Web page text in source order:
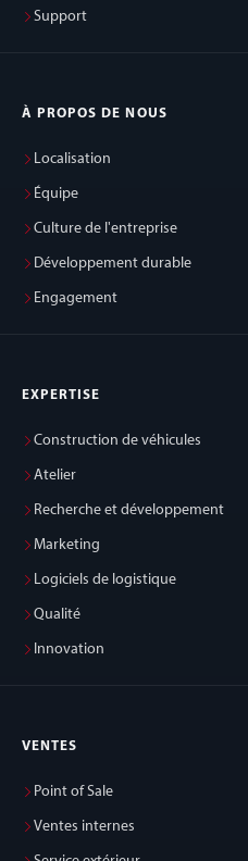
Support
À PROPOS DE NOUS
Localisation
Équipe
Culture de l'entreprise
Développement durable
Engagement
EXPERTISE
Construction de véhicules
Atelier
Recherche et développement
Marketing
Logiciels de logistique
Qualité
Innovation
VENTES
Point of Sale
Ventes internes